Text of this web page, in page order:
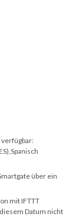
über ein
mit IFTTT
Datum nicht